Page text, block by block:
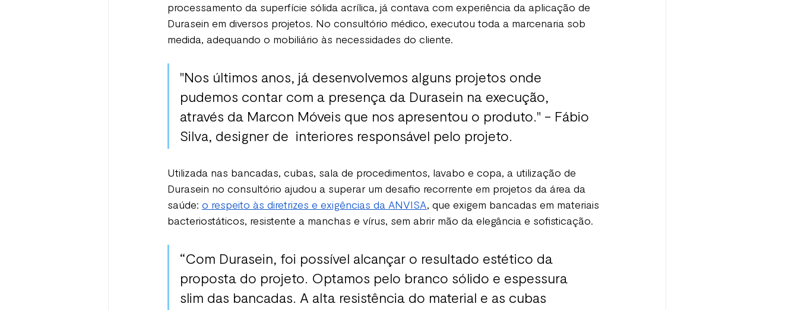
processamento da superfície sólida acrílica, já contava com experiência da aplicação de
Durasein em diversos projetos. No consultório médico, executou toda a marcenaria sob
medida, adequando o mobiliário às necessidades do cliente.
"Nos últimos anos, já desenvolvemos alguns projetos onde
pudemos contar com a presença da Durasein na execução,
através da Marcon Móveis que nos apresentou o produto." - Fábio
Silva, designer de  interiores responsável pelo projeto.
Utilizada nas bancadas, cubas, sala de procedimentos, lavabo e copa, a utilização de
Durasein no consultório ajudou a superar um desafio recorrente em projetos da área da
saúde: o respeito às diretrizes e exigências da ANVISA, que exigem bancadas em materiais
bacteriostáticos, resistente a manchas e vírus, sem abrir mão da elegância e sofisticação.
“Com Durasein, foi possível alcançar o resultado estético da
proposta do projeto. Optamos pelo branco sólido e espessura
slim das bancadas. A alta resistência do material e as cubas